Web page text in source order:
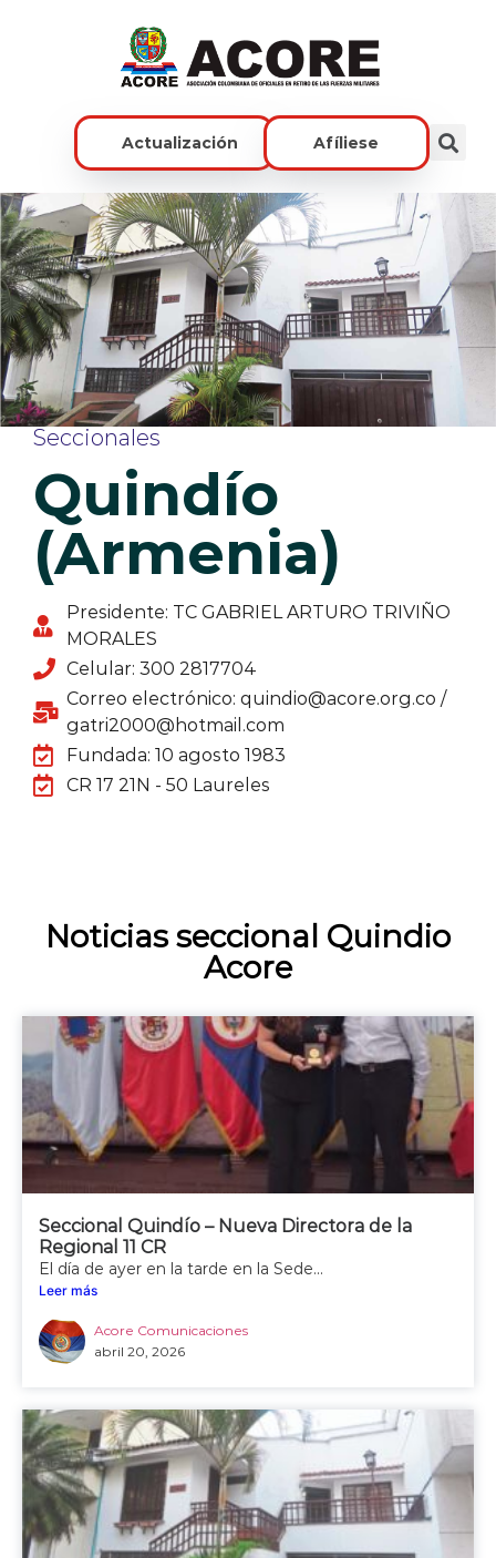
Actualización Afíliese
Seccionales
Quindío
(Armenia)
Presidente: TC GABRIEL ARTURO TRIVIÑO
MORALES
Celular: 300 2817704
Correo electrónico: quindio@acore.org.co /
gatri2000@hotmail.com
Fundada: 10 agosto 1983
CR 17 21N - 50 Laureles
Noticias seccional Quindio
Acore
Seccional Quindío – Nueva Directora de la
Regional 11 CR
El día de ayer en la tarde en la Sede...
Leer más
Acore Comunicaciones
abril 20, 2026